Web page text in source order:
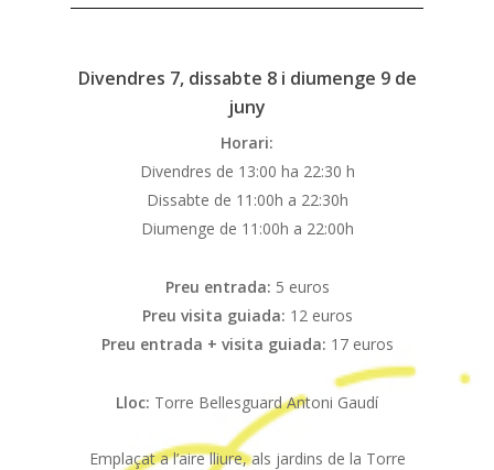
Divendres 7, dissabte 8 i diumenge 9 de
juny
Horari:
Divendres de 13:00 ha 22:30 h
Dissabte de 11:00h a 22:30h
Diumenge de 11:00h a 22:00h
Preu entrada: 5 euros
Preu visita guiada: 12 euros
Preu entrada + visita guiada: 17 euros
Lloc: Torre Bellesguard Antoni Gaudí
Emplaçat a l’aire lliure, als jardins de la Torre